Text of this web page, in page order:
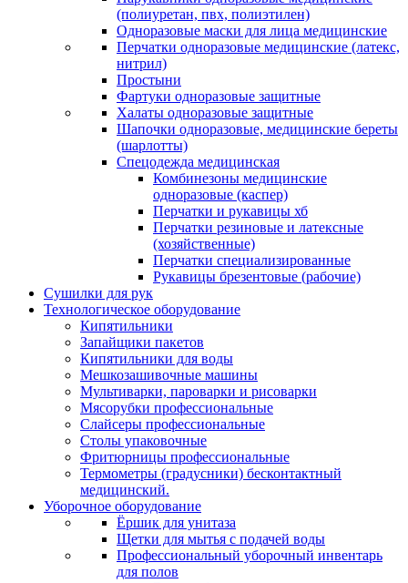
(полиуретан, пвх, полиэтилен)
Одноразовые маски для лица медицинские
Перчатки одноразовые медицинские (латекс,
нитрил)
Простыни
Фартуки одноразовые защитные
Халаты одноразовые защитные
Шапочки одноразовые, медицинские береты
(шарлотты)
Спецодежда медицинская
Комбинезоны медицинские
одноразовые (каспер)
Перчатки и рукавицы хб
Перчатки резиновые и латексные
(хозяйственные)
Перчатки специализированные
Рукавицы брезентовые (рабочие)
Сушилки для рук
Технологическое оборудование
Кипятильники
Запайщики пакетов
Кипятильники для воды
Мешкозашивочные машины
Мультиварки, пароварки и рисоварки
Мясорубки профессиональные
Слайсеры профессиональные
Столы упаковочные
Фритюрницы профессиональные
Термометры (градусники) бесконтактный
медицинский.
Уборочное оборудование
Ёршик для унитаза
Щетки для мытья с подачей воды
Профессиональный уборочный инвентарь
для полов